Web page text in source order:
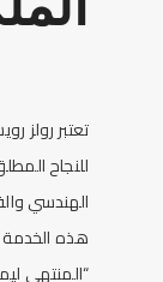
تعتبر رولز
للنجاح
الهندسي
هذه الخدمة
“المنتهى